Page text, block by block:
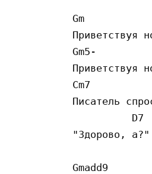
Gm
Приветствуя
Gm5-
Приветствуя
Cm7
Писатель
          D7
"Здорово, а?"
Gmadd9